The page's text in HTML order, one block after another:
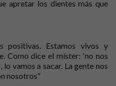
apretar los dientes más que
positivas. Estamos vivos y
Como dice el míster: ‘no nos
lo vamos a sacar. La gente nos
nosotros”